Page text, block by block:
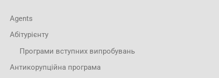
Agents
Абітурієнту
Програми вступних випробувань
Антикорупційна програма